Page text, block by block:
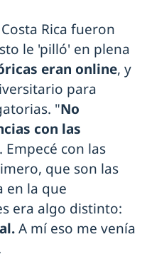
Rica fueron
le 'pilló' en plena
eran online, y
para
"No
con las
Empecé con las
que son las
en la que
era algo distinto:
A mí eso me venía